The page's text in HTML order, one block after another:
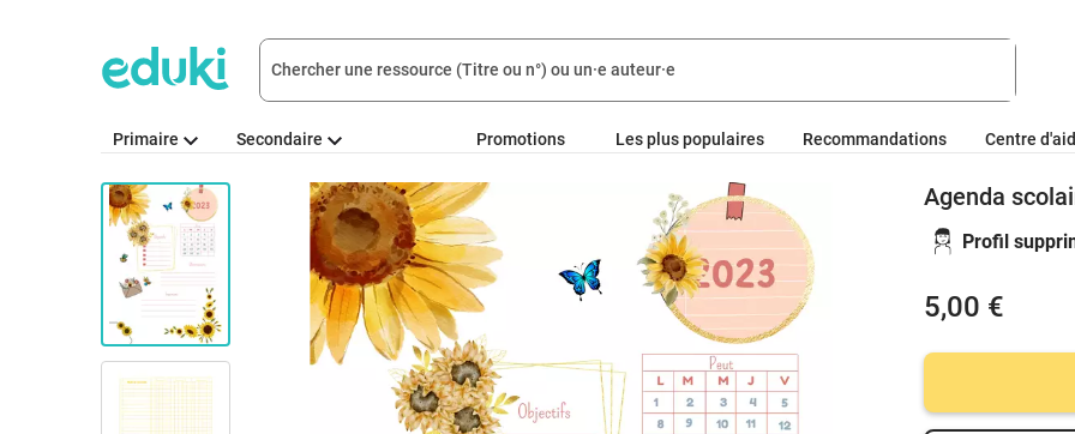
Primaire Secondaire Promotions Les plus populaires Recommandations Centre
Agenda
Profil
5,00 €